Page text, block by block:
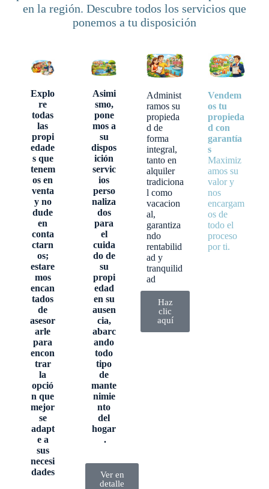
en la región. Descubre todos los servicios que
ponemos a tu disposición
Explo
re
todas
las
propi
edade
s que
tenem
os en
venta
y no
dude
en
conta
ctarn
os;
estare
mos
encan
tados
de
asesor
arle
para
encon
trar
la
opció
n que
mejor
se
adapt
e a
sus
necesi
dades
Asimi
smo,
pone
mos a
su
dispos
ición
servic
ios
perso
naliza
dos
para
el
cuida
do de
su
propi
edad
en su
ausen
cia,
abarc
ando
todo
tipo
de
mante
nimie
nto
del
hogar
.
Ver en
detalle
Administ
ramos su
propieda
d de
forma
integral,
tanto en
alquiler
tradiciona
l como
vacacion
al,
garantiza
ndo
rentabilid
ad y
tranquilid
ad
Haz
clic
aquí
Vendem
os tu
propieda
d con
garantía
s
Maximiz
amos su
valor y
nos
encargam
os de
todo el
proceso
por ti.